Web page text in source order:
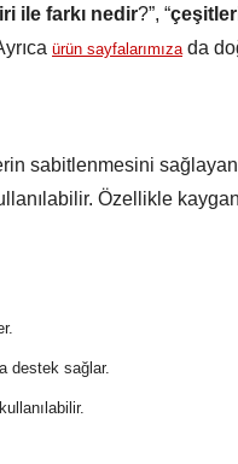
ile farkı nedir?”, “
ürün sayfalarımıza da
sabitlenmesini
Özellikle
destek sağlar.